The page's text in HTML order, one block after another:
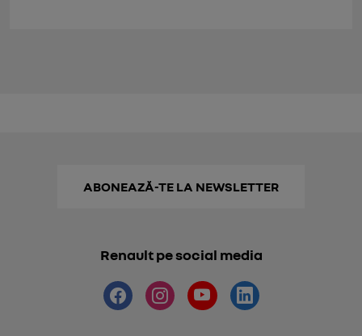
ABONEAZĂ-TE LA NEWSLETTER
Renault pe social media